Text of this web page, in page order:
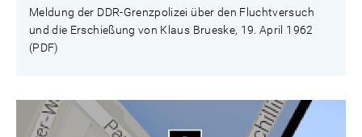
Meldung der DDR-Grenzpolizei über den Fluchtversuch
und die Erschießung von Klaus Brueske, 19. April 1962
(PDF)